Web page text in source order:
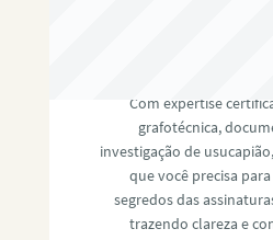
Com expertise
grafotécnica,
investigação de
que você precisa
segredos das
trazendo clareza e